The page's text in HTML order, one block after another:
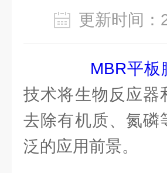
更新时间
MBR平板
技术将生物反应器
去除有机质、氮磷
泛的应用前景。